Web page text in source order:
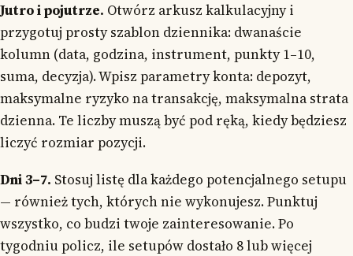
Jutro i pojutrze. Otwórz arkusz kalkulacyjny i
przygotuj prosty szablon dziennika: dwanaście
kolumn (data, godzina, instrument, punkty 1–10,
suma, decyzja). Wpisz parametry konta: depozyt,
maksymalne ryzyko na transakcję, maksymalna strata
dzienna. Te liczby muszą być pod ręką, kiedy będziesz
liczyć rozmiar pozycji.
Dni 3–7. Stosuj listę dla każdego potencjalnego setupu
— również tych, których nie wykonujesz. Punktuj
wszystko, co budzi twoje zainteresowanie. Po
tygodniu policz, ile setupów dostało 8 lub więcej